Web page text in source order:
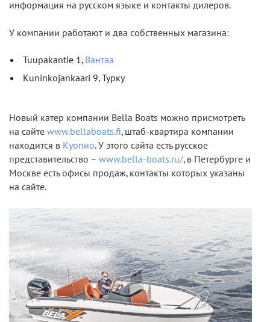
информация на русском языке и контакты дилеров.
У компании работают и два собственных магазина:
Tuupakantie 1, Вантаа
Kuninkojankaari 9, Турку
Новый катер компании Bella Boats можно присмотреть
на сайте www.bellaboats.fi, штаб-квартира компании
находится в Куопио. У этого сайта есть русское
представительство – www.bella-boats.ru/, в Петербурге и
Москве есть офисы продаж, контакты которых указаны
на сайте.